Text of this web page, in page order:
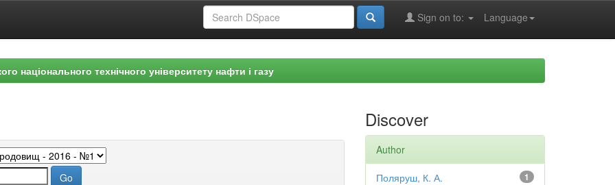
Language
Sign on to:
національного технічного університету нафти і газу
Discover
Author
1
Поляруш, К. А.